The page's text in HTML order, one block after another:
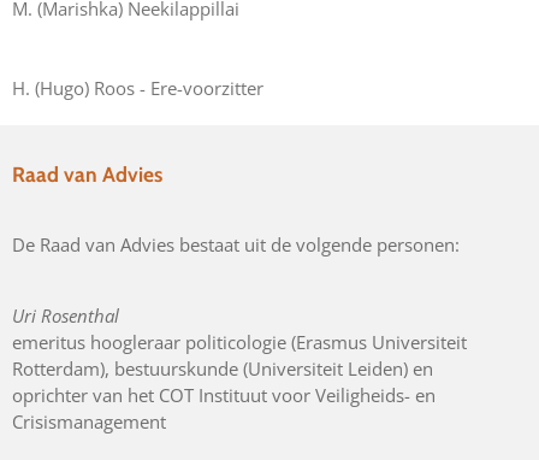
M. (Marishka) Neekilappillai
H. (Hugo) Roos - Ere-voorzitter
Raad van Advies
De Raad van Advies bestaat uit de volgende personen:
Uri Rosenthal
emeritus hoogleraar politicologie (Erasmus Universiteit
Rotterdam), bestuurskunde (Universiteit Leiden) en
oprichter van het COT Instituut voor Veiligheids- en
Crisismanagement